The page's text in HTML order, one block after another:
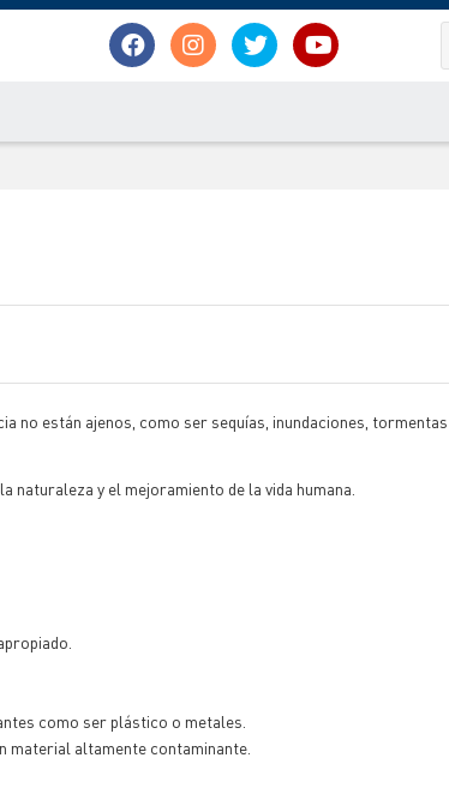
no están ajenos, como ser sequías, inundaciones,
naturaleza y el mejoramiento de la vida humana.
como ser plástico o metales.
material altamente contaminante.